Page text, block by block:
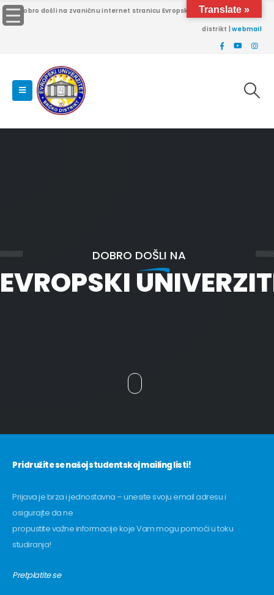
Dobro došli na zvaničnu internet stranicu Evropskog univerziteta Brčko
distrikt |webmail
DOBRO DOŠLI NA
EVROPSKI
Pridružite se našoj studentskoj mailing listi!
Prijava je brza i jednostavna – unesite svoju email adresu i
osigurajte da ne
propustite važne informacije koje Vam mogu pomoći u toku
studiranja!
Pretplatite se
Translate »